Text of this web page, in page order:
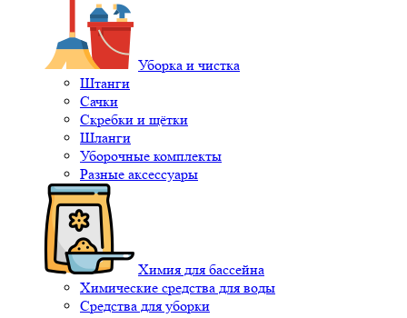
Уборка и чистка
Штанги
Сачки
Скребки и щётки
Шланги
Уборочные комплекты
Разные аксессуары
Химия для бассейна
Химические средства для воды
Средства для уборки